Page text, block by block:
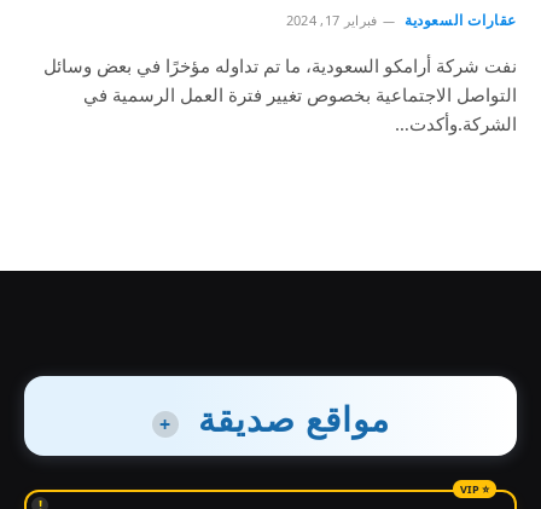
عقارات السعودية فبراير 17, 2024
نفت شركة أرامكو السعودية، ما تم تداوله مؤخرًا في بعض وسائل
التواصل الاجتماعية بخصوص تغيير فترة العمل الرسمية في
الشركة.وأكدت…
مواقع صديقة +
!